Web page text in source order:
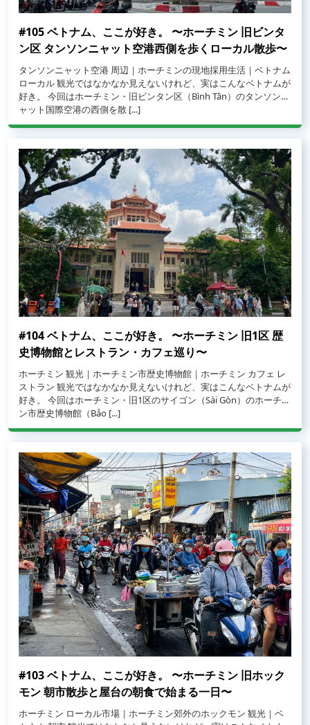
#105 ベトナム、ここが好き。 〜ホーチミン 旧ビンタ
ン区 タンソンニャット空港西側を歩くローカル散歩〜
タンソンニャット空港 周辺｜ホーチミンの現地採用生活｜ベトナム
ローカル 観光ではなかなか見えないけれど、実はこんなベトナムが
好き。 今回はホーチミン・旧ビンタン区（Bình Tân）のタンソンニ
ャット国際空港の西側を散 [...]
from #105 ベトナム、ここが好き。 〜ホーチミン 旧ビンタン区 タンソ
#104 ベトナム、ここが好き。 〜ホーチミン 旧1区 歴
史博物館とレストラン・カフェ巡り〜
ホーチミン 観光｜ホーチミン市歴史博物館｜ホーチミン カフェ レ
ストラン 観光ではなかなか見えないけれど、実はこんなベトナムが
好き。 今回はホーチミン・旧1区のサイゴン（Sài Gòn）のホーチミ
ン市歴史博物館（Bảo [...]
from #104 ベトナム、ここが好き。 〜ホーチミン 旧1区 歴史博物館と
#103 ベトナム、ここが好き。 〜ホーチミン 旧ホック
モン 朝市散歩と屋台の朝食で始まる一日〜
ホーチミン ローカル市場｜ホーチミン郊外のホックモン 観光｜ベ